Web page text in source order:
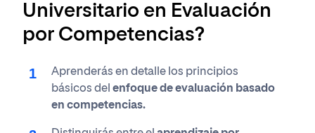
Universitario en Evaluación
por Competencias?
Aprenderás en detalle los principios
básicos del enfoque de evaluación basado
en competencias.